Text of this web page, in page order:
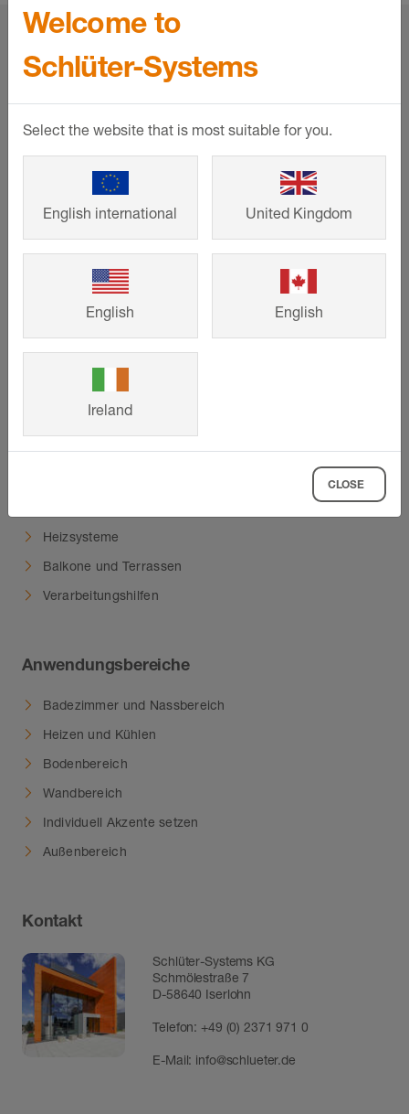
home Produkte Profile
Downloads
Ansprechpartner
Seminare
Unternehmen
Über uns
Nachhaltigkeit
Produkte
Unsere Produkthighlights
Heizsysteme
Balkone und Terrassen
Verarbeitungshilfen
Anwendungsbereiche
Badezimmer und Nassbereich
Heizen und Kühlen
Bodenbereich
Wandbereich
Individuell Akzente setzen
Außenbereich
Kontakt
Schlüter-Systems KG
Schmölestraße 7
D-58640 Iserlohn
Telefon:+49 (0) 2371 971 0
E-Mail: info@schlueter.de
Welcome to
Schlüter-Systems
Select the website that is most suitable for you.
English international United Kingdom
English English
Ireland
CLOSE